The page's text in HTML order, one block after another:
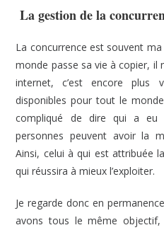
La gestion de la
La concurrence est souvent
monde passe sa vie à copier, il
internet, c’est encore plus
disponibles pour tout le
compliqué de dire qui a eu
personnes peuvent avoir la
Ainsi, celui à qui est attribuée
qui réussira à mieux l’exploiter.
Je regarde donc en
avons tous le même